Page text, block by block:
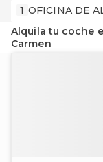
1 OFICINA DE
Alquila tu coche
Carmen